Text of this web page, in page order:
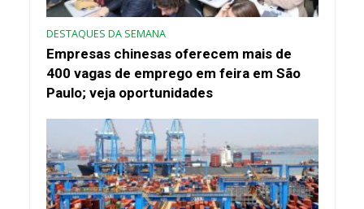
DESTAQUES DA SEMANA
Empresas chinesas oferecem mais de
400 vagas de emprego em feira em São
Paulo; veja oportunidades